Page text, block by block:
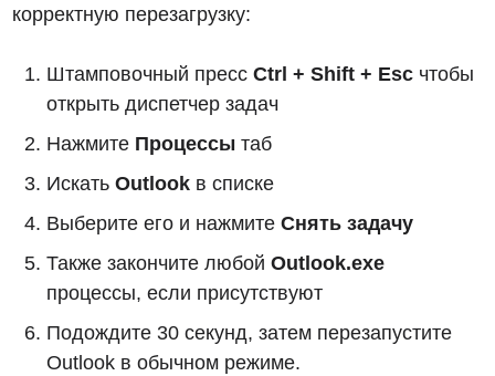
корректную перезагрузку:
Штамповочный прессCtrl + Shift + Esc чтобы
открыть диспетчер задач
Нажмите Процессы таб
ИскатьOutlook в списке
Выберите его и нажмитеСнять задачу
Также закончите любойOutlook.exe
процессы, если присутствуют
Подождите 30 секунд, затем перезапустите
Outlook в обычном режиме.